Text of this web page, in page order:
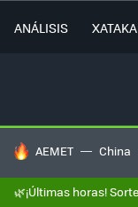
ANÁLISIS
HOY SE HABLA DE
AEMET China
🌿¡Últimas horas!